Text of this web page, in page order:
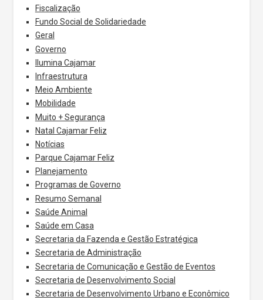
Fiscalização
Fundo Social de Solidariedade
Geral
Governo
Ilumina Cajamar
Infraestrutura
Meio Ambiente
Mobilidade
Muito + Segurança
Natal Cajamar Feliz
Notícias
Parque Cajamar Feliz
Planejamento
Programas de Governo
Resumo Semanal
Saúde Animal
Saúde em Casa
Secretaria da Fazenda e Gestão Estratégica
Secretaria de Administração
Secretaria de Comunicação e Gestão de Eventos
Secretaria de Desenvolvimento Social
Secretaria de Desenvolvimento Urbano e Econômico